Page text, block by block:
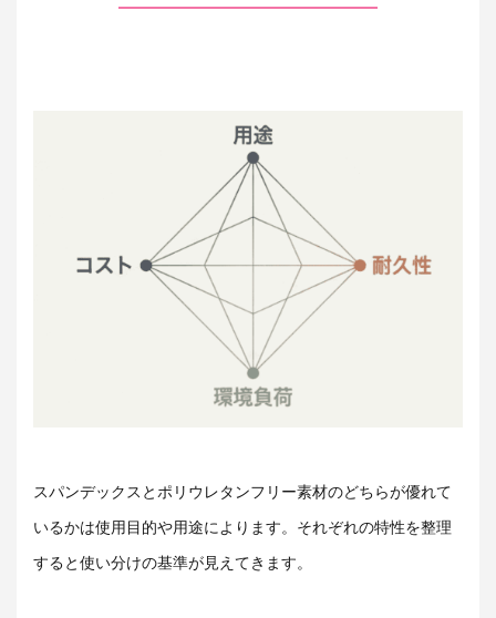
スパンデックスとポリウレタンフリー素材のどちらが優れて
いるかは使用目的や用途によります。それぞれの特性を整理
すると使い分けの基準が見えてきます。